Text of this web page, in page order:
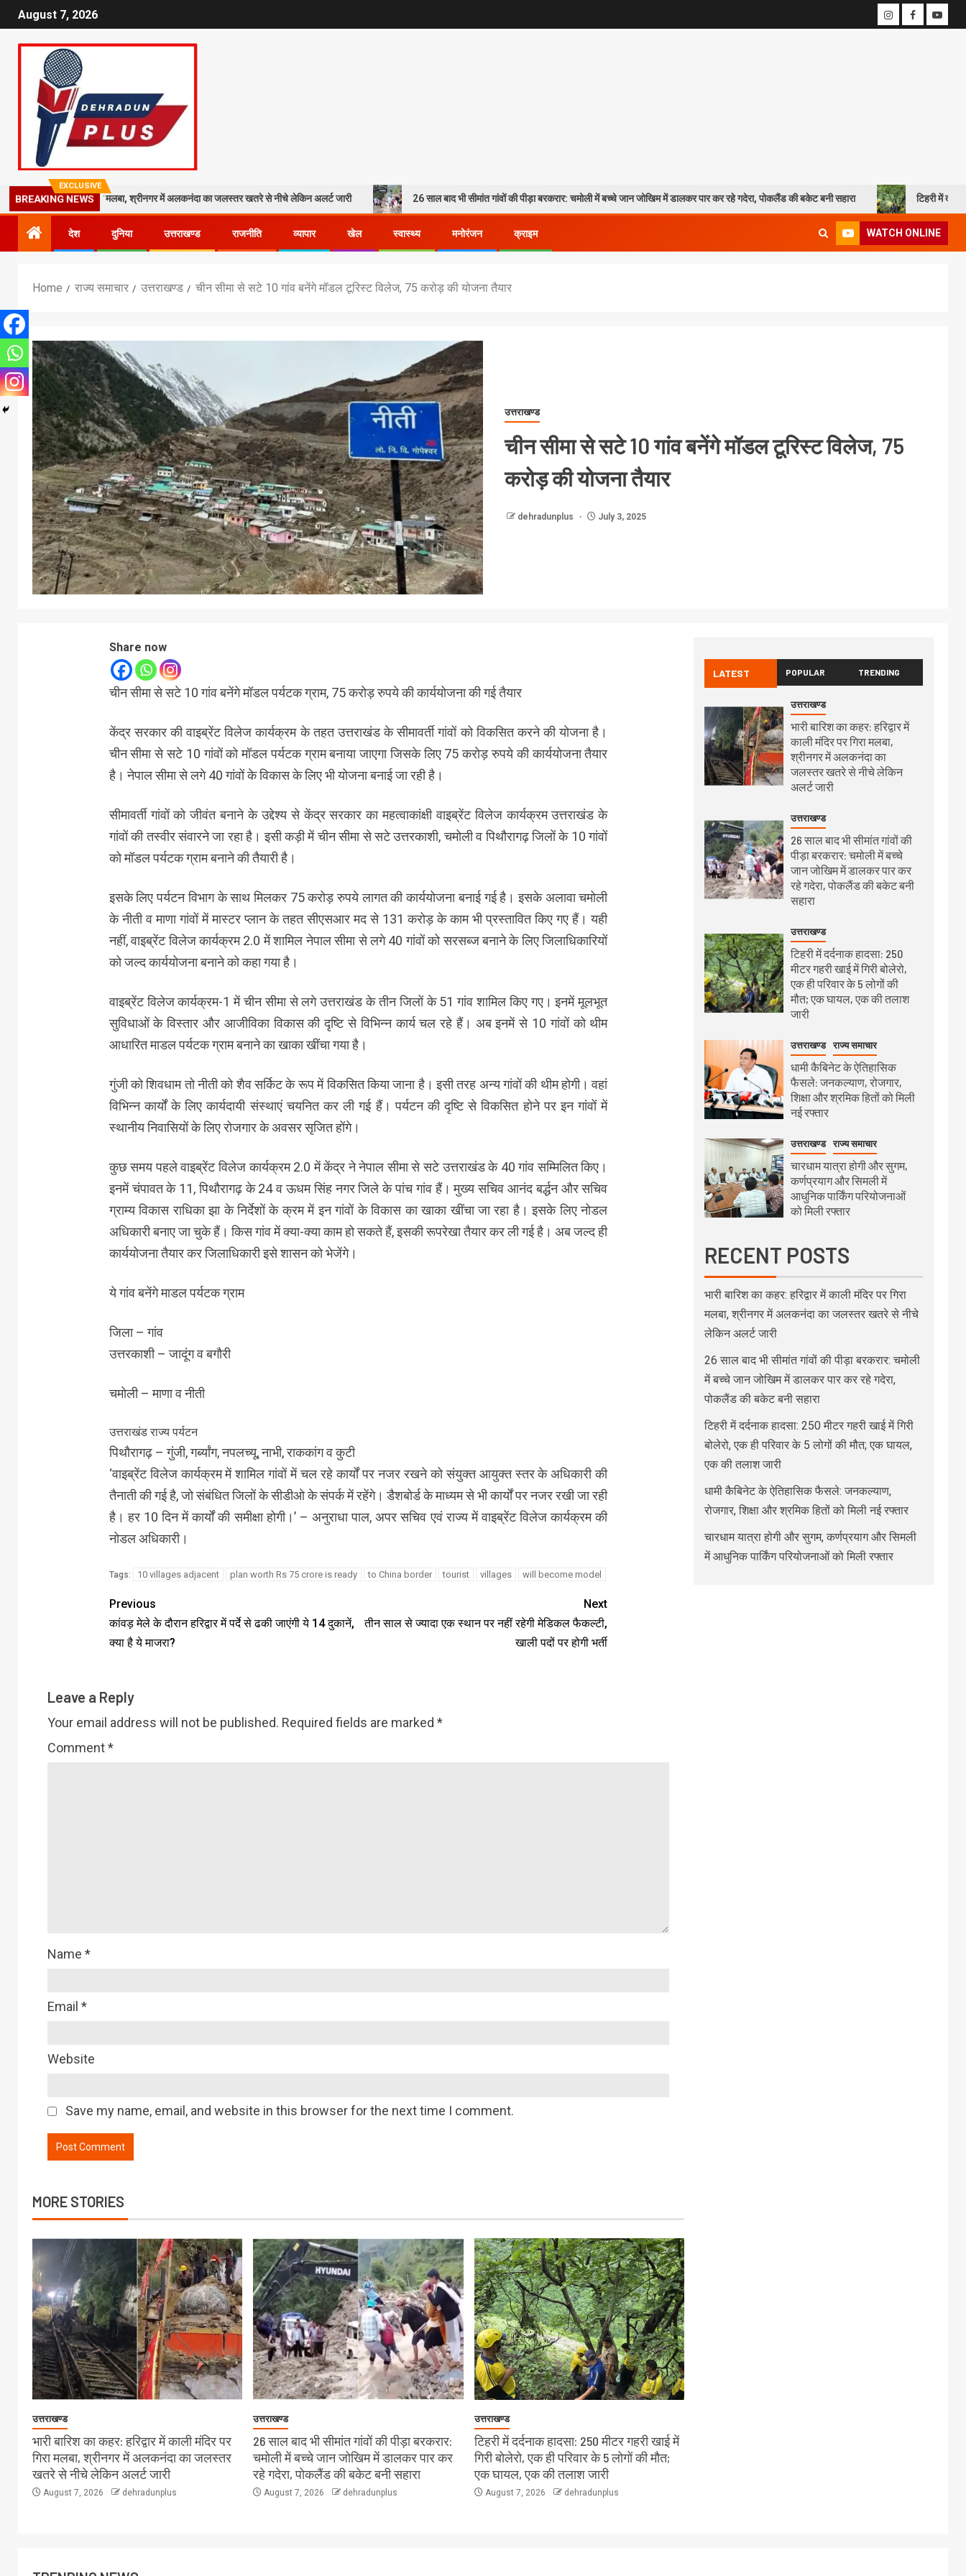
August 7, 2026
EXCLUSIVE
BREAKING NEWS
मंदिर पर गिरा मलबा, श्रीनगर में अलकनंदा का जलस्तर खतरे से नीचे लेकिन अलर्ट जारी 26 साल बाद भी सीमांत गांवों की पीड़ा बरकरार: चमोली में बच्चे जान जोखिम में डालकर पार कर रहे गदेरा, पोकलैंड की बकेट बनी सहारा टिहरी में दर्दनाक हादसा: 250
देश दुनिया उत्तराखण्ड राजनीति व्यापार खेल स्वास्थ्य मनोरंजन क्राइम WATCH ONLINE
Home राज्य समाचार उत्तराखण्ड चीन सीमा से सटे 10 गांव बनेंगे मॉडल टूरिस्ट विलेज, 75 करोड़ की योजना तैयार
उत्तराखण्ड
चीन सीमा से सटे 10 गांव बनेंगे मॉडल टूरिस्ट विलेज, 75
करोड़ की योजना तैयार
dehradunplus July 3, 2025
Share now
चीन सीमा से सटे 10 गांव बनेंगे मॉडल पर्यटक ग्राम, 75 करोड़ रुपये की कार्ययोजना की गई तैयार
केंद्र सरकार की वाइब्रेंट विलेज कार्यक्रम के तहत उत्तराखंड के सीमावर्ती गांवों को विकसित करने की योजना है।
चीन सीमा से सटे 10 गांवों को मॉडल पर्यटक ग्राम बनाया जाएगा जिसके लिए 75 करोड़ रुपये की कार्ययोजना तैयार
है। नेपाल सीमा से लगे 40 गांवों के विकास के लिए भी योजना बनाई जा रही है।
सीमावर्ती गांवों को जीवंत बनाने के उद्देश्य से केंद्र सरकार का महत्वाकांक्षी वाइब्रेंट विलेज कार्यक्रम उत्तराखंड के
गांवों की तस्वीर संवारने जा रहा है। इसी कड़ी में चीन सीमा से सटे उत्तरकाशी, चमोली व पिथौरागढ़ जिलों के 10 गांवों
को मॉडल पर्यटक ग्राम बनाने की तैयारी है।
इसके लिए पर्यटन विभाग के साथ मिलकर 75 करोड़ रुपये लागत की कार्ययोजना बनाई गई है। इसके अलावा चमोली
के नीती व माणा गांवों में मास्टर प्लान के तहत सीएसआर मद से 131 करोड़ के काम भी प्रस्तावित किए गए हैं। यही
नहीं, वाइब्रेंट विलेज कार्यक्रम 2.0 में शामिल नेपाल सीमा से लगे 40 गांवों को सरसब्ज बनाने के लिए जिलाधिकारियों
को जल्द कार्ययोजना बनाने को कहा गया है।
वाइब्रेंट विलेज कार्यक्रम-1 में चीन सीमा से लगे उत्तराखंड के तीन जिलों के 51 गांव शामिल किए गए। इनमें मूलभूत
सुविधाओं के विस्तार और आजीविका विकास की दृष्टि से विभिन्न कार्य चल रहे हैं। अब इनमें से 10 गांवों को थीम
आधारित माडल पर्यटक ग्राम बनाने का खाका खींचा गया है।
गुंजी को शिवधाम तो नीती को शैव सर्किट के रूप में विकसित किया जाना है। इसी तरह अन्य गांवों की थीम होगी। वहां
विभिन्न कार्यों के लिए कार्यदायी संस्थाएं चयनित कर ली गई हैं। पर्यटन की दृष्टि से विकसित होने पर इन गांवों में
स्थानीय निवासियों के लिए रोजगार के अवसर सृजित होंगे।
कुछ समय पहले वाइब्रेंट विलेज कार्यक्रम 2.0 में केंद्र ने नेपाल सीमा से सटे उत्तराखंड के 40 गांव सम्मिलित किए।
इनमें चंपावत के 11, पिथौरागढ़ के 24 व ऊधम सिंह नगर जिले के पांच गांव हैं। मुख्य सचिव आनंद बर्द्धन और सचिव
ग्राम्य विकास राधिका झा के निर्देशों के क्रम में इन गांवों के विकास का खाका खींचा जा रहा है। इसके लिए नोडल
अधिकारी बनाए जा चुके हैं। किस गांव में क्या-क्या काम हो सकते हैं, इसकी रूपरेखा तैयार कर ली गई है। अब जल्द ही
कार्ययोजना तैयार कर जिलाधिकारी इसे शासन को भेजेंगे।
ये गांव बनेंगे माडल पर्यटक ग्राम
जिला – गांव
उत्तरकाशी – जादूंग व बगौरी
चमोली – माणा व नीती
उत्तराखंड राज्य पर्यटन
पिथौरागढ़ – गुंजी, गर्ब्यांग, नपलच्यू, नाभी, राककांग व कुटी
‘वाइब्रेंट विलेज कार्यक्रम में शामिल गांवों में चल रहे कार्यों पर नजर रखने को संयुक्त आयुक्त स्तर के अधिकारी की
तैनाती की गई है, जो संबंधित जिलों के सीडीओ के संपर्क में रहेंगे। डैशबोर्ड के माध्यम से भी कार्यों पर नजर रखी जा रही
है। हर 10 दिन में कार्यों की समीक्षा होगी।’ – अनुराधा पाल, अपर सचिव एवं राज्य में वाइब्रेंट विलेज कार्यक्रम की
नोडल अधिकारी।
Tags: 10 villages adjacent plan worth Rs 75 crore is ready to China border tourist villages will become model
Previous
कांवड़ मेले के दौरान हरिद्वार में पर्दे से ढकी जाएंगी ये 14 दुकानें,
क्‍या है ये माजरा?
Next
तीन साल से ज्यादा एक स्थान पर नहीं रहेगी मेडिकल फैकल्टी,
खाली पदों पर होगी भर्ती
Leave a Reply
Your email address will not be published. Required fields are marked *
Comment*
Name *
Email *
Website
Save my name, email, and website in this browser for the next time I comment.
MORE STORIES
उत्तराखण्ड
भारी बारिश का कहर: हरिद्वार में काली मंदिर पर
गिरा मलबा, श्रीनगर में अलकनंदा का जलस्तर
खतरे से नीचे लेकिन अलर्ट जारी
August 7, 2026 dehradunplus
उत्तराखण्ड
26 साल बाद भी सीमांत गांवों की पीड़ा बरकरार:
चमोली में बच्चे जान जोखिम में डालकर पार कर
रहे गदेरा, पोकलैंड की बकेट बनी सहारा
August 7, 2026 dehradunplus
उत्तराखण्ड
टिहरी में दर्दनाक हादसा: 250 मीटर गहरी खाई में
गिरी बोलेरो, एक ही परिवार के 5 लोगों की मौत;
एक घायल, एक की तलाश जारी
August 7, 2026 dehradunplus
LATEST POPULAR TRENDING
उत्तराखण्ड
भारी बारिश का कहर: हरिद्वार में
काली मंदिर पर गिरा मलबा,
श्रीनगर में अलकनंदा का
जलस्तर खतरे से नीचे लेकिन
अलर्ट जारी
उत्तराखण्ड
26 साल बाद भी सीमांत गांवों की
पीड़ा बरकरार: चमोली में बच्चे
जान जोखिम में डालकर पार कर
रहे गदेरा, पोकलैंड की बकेट बनी
सहारा
उत्तराखण्ड
टिहरी में दर्दनाक हादसा: 250
मीटर गहरी खाई में गिरी बोलेरो,
एक ही परिवार के 5 लोगों की
मौत; एक घायल, एक की तलाश
जारी
उत्तराखण्ड राज्य समाचार
धामी कैबिनेट के ऐतिहासिक
फैसले: जनकल्याण, रोजगार,
शिक्षा और श्रमिक हितों को मिली
नई रफ्तार
उत्तराखण्ड राज्य समाचार
चारधाम यात्रा होगी और सुगम,
कर्णप्रयाग और सिमली में
आधुनिक पार्किंग परियोजनाओं
को मिली रफ्तार
RECENT POSTS
भारी बारिश का कहर: हरिद्वार में काली मंदिर पर गिरा
मलबा, श्रीनगर में अलकनंदा का जलस्तर खतरे से नीचे
लेकिन अलर्ट जारी
26 साल बाद भी सीमांत गांवों की पीड़ा बरकरार: चमोली
में बच्चे जान जोखिम में डालकर पार कर रहे गदेरा,
पोकलैंड की बकेट बनी सहारा
टिहरी में दर्दनाक हादसा: 250 मीटर गहरी खाई में गिरी
बोलेरो, एक ही परिवार के 5 लोगों की मौत; एक घायल,
एक की तलाश जारी
धामी कैबिनेट के ऐतिहासिक फैसले: जनकल्याण,
रोजगार, शिक्षा और श्रमिक हितों को मिली नई रफ्तार
चारधाम यात्रा होगी और सुगम, कर्णप्रयाग और सिमली
में आधुनिक पार्किंग परियोजनाओं को मिली रफ्तार